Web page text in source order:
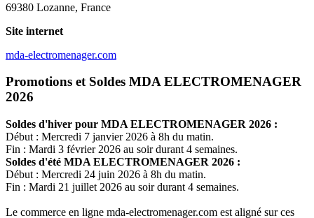
69380 Lozanne, France
Site internet
mda-electromenager.com
Promotions et Soldes MDA ELECTROMENAGER
2026
Soldes d'hiver pour MDA ELECTROMENAGER 2026 :
Début : Mercredi 7 janvier 2026 à 8h du matin.
Fin : Mardi 3 février 2026 au soir durant 4 semaines.
Soldes d'été MDA ELECTROMENAGER 2026 :
Début : Mercredi 24 juin 2026 à 8h du matin.
Fin : Mardi 21 juillet 2026 au soir durant 4 semaines.
Le commerce en ligne mda-electromenager.com est aligné sur ces